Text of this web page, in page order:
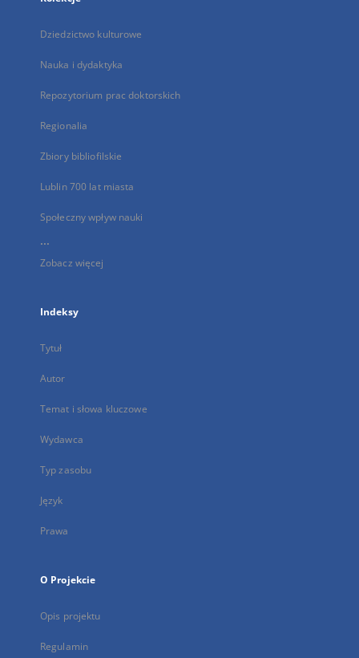
Dziedzictwo kulturowe
Nauka i dydaktyka
Repozytorium prac doktorskich
Regionalia
Zbiory bibliofilskie
Lublin 700 lat miasta
Społeczny wpływ nauki
...
Zobacz więcej
Indeksy
Tytuł
Autor
Temat i słowa kluczowe
Wydawca
Typ zasobu
Język
Prawa
O Projekcie
Opis projektu
Regulamin